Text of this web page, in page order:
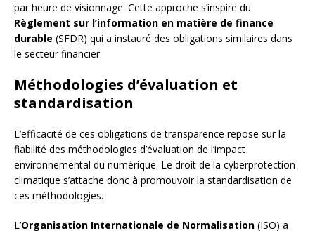
par heure de visionnage. Cette approche s’inspire du
Règlement sur l’information en matière de finance
durable (SFDR) qui a instauré des obligations similaires dans
le secteur financier.
Méthodologies d’évaluation et
standardisation
L’efficacité de ces obligations de transparence repose sur la
fiabilité des méthodologies d’évaluation de l’impact
environnemental du numérique. Le droit de la cyberprotection
climatique s’attache donc à promouvoir la standardisation de
ces méthodologies.
L’Organisation Internationale de Normalisation (ISO) a